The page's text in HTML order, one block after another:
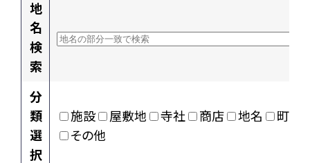
地
名
検
索
分
類
選
択
施設 屋敷地 寺社 商店 地名
町村
その他